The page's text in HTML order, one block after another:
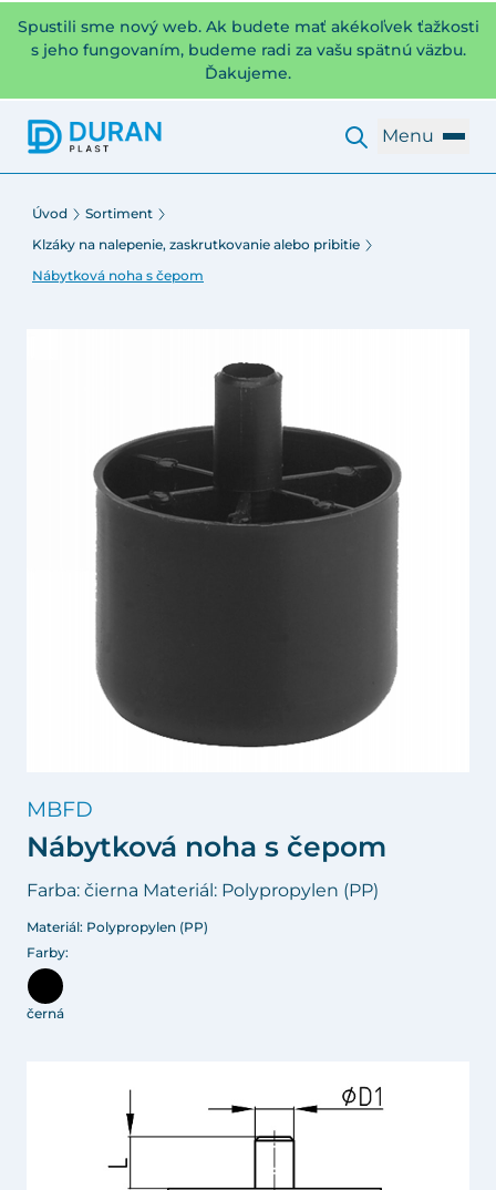
Spustili sme nový web. Ak budete mať akékoľvek ťažkosti
s jeho fungovaním, budeme radi za vašu spätnú väzbu.
Ďakujeme.
Menu
Úvod
Sortiment
Klzáky na nalepenie, zaskrutkovanie alebo pribitie
Nábytková noha s čepom
MBFD
Nábytková noha s čepom
Farba: čierna Materiál: Polypropylen (PP)
Materiál: Polypropylen (PP)
Farby:
černá